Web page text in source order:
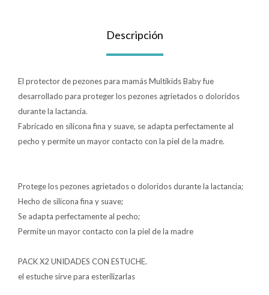
Descripción
El protector de pezones para mamás Multikids Baby fue
desarrollado para proteger los pezones agrietados o doloridos
durante la lactancia.
Fabricado en silicona fina y suave, se adapta perfectamente al
pecho y permite un mayor contacto con la piel de la madre.
Protege los pezones agrietados o doloridos durante la lactancia;
Hecho de silicona fina y suave;
Se adapta perfectamente al pecho;
Permite un mayor contacto con la piel de la madre
PACK X2 UNIDADES CON ESTUCHE.
el estuche sirve para esterilizarlas
Vestimenta
Nuevos
Sale
Contacto